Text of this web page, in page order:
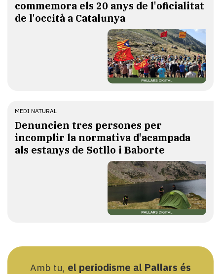
commemora els 20 anys de l'oficialitat
de l'occità a Catalunya
MEDI NATURAL
Denuncien tres persones per
incomplir la normativa d'acampada
als estanys de Sotllo i Baborte
Amb tu, el periodisme al Pallars és